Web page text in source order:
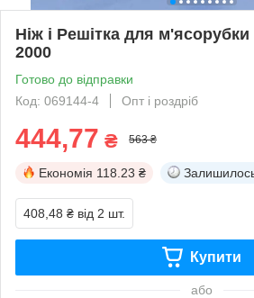
Ніж і Решітка для
2000
Готово до відправки
Код: 069144-4
Опт і роздріб
444,77 ₴ 563 ₴
Економія 118.23 ₴
408,48 ₴ від 2 шт.
Купити
або